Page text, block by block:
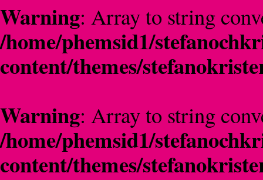
Warning: Array to string
/home/phemsid1/
content/themes/
Warning: Array to string
/home/phemsid1/
content/themes/